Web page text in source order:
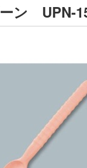
ン UPN-